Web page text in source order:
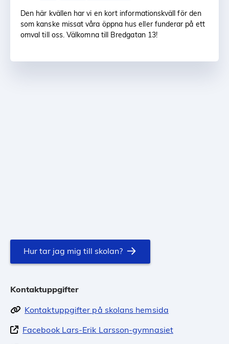
Den här kvällen har vi en kort informationskväll för den
som kanske missat våra öppna hus eller funderar på ett
omval till oss. Välkomna till Bredgatan 13!
Hur tar jag mig till skolan?
Kontaktuppgifter
Kontaktuppgifter på skolans hemsida
Facebook Lars-Erik Larsson-gymnasiet